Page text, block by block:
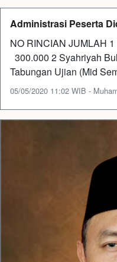
Administrasi Peserta
NO RINCIAN JUMLAH
300.000 2 Syahriyah
Tabungan Ujian (Mid
05/05/2020 11:02 WIB -